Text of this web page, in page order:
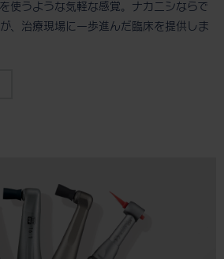
使うような気軽な感覚。ナカニシならで
、治療現場に一歩進んだ臨床を提供しま